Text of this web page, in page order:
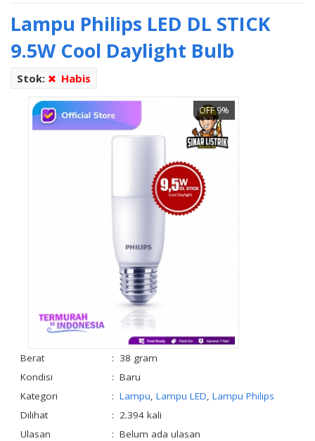
Lampu Philips LED DL STICK
9.5W Cool Daylight Bulb
Stok: Habis
OFF 9%
Berat : 38 gram
Kondisi
: Baru
Kategori
: Lampu Lampu LED Lampu Philips
Dilihat
: 2.394 kali
Ulasan
: Belum ada ulasan